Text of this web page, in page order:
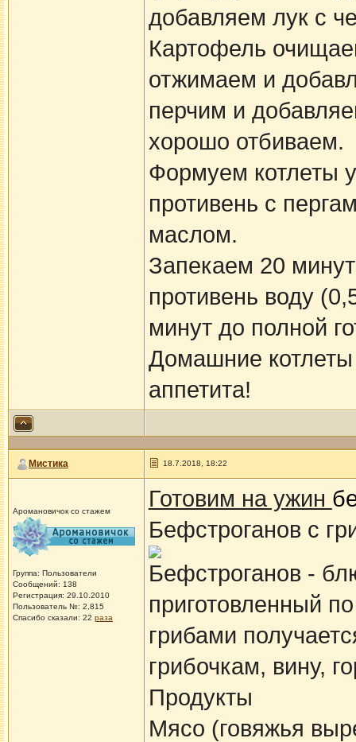
добавляем лук с
Картофель
отжимаем и
перчим и
хорошо отбиваем.
Формуем котлеты
противень с
маслом.
Запекаем 20
противень воду
минут до полной
Домашние котлеты
аппетита!
Мистика 18.7.2018, 18:22
Аромановичок со стажем
Группа: Пользователи
Сообщений: 138
Регистрация: 29.10.2010
Пользователь №: 2,815
Спасибо сказали: 22 раза
Готовим на ужин
Бефстроганов с
Бефстроганов -
приготовленный
грибами
грибочкам, вину,
Продукты
Мясо (говяжья